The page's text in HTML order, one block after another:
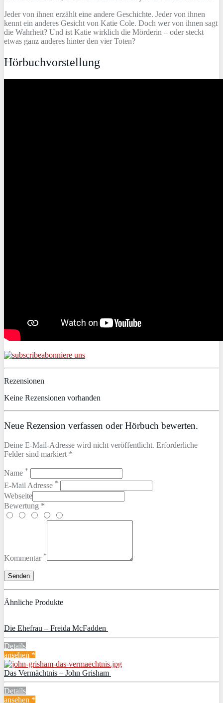
Jeder von ihnen erzählt eine andere Geschichte. Jeder von ihnen
kennt ein anderes Gesicht von Katie Cole. Doch wer von ihnen sagt
die Wahrheit? Und ist Katie wirklich die Mörderin – oder steckt
etwas ganz anderes hinter den vier Toten?
Hörbuchvorstellung
abonniere uns
Rezensionen
Keine Rezensionen vorhanden
Neue Rezension verfassen oder Hörbuch bewerten.
Deine E-Mail-Adresse wird nicht veröffentlicht. Erforderliche
Felder sind markiert *
Name *
E-Mail Adresse *
Webseite
Bewertung *
Kommentar *
Ähnliche Produkte
Die Ehefrau – Freida McFadden
Details
ansehen *
Das Vermächtnis – John Grisham
Details
ansehen *